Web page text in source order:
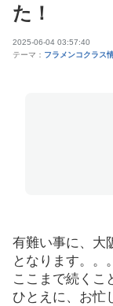
た！
2025-06-04 03:57:40
テーマ： フラメンコクラス
有難い事に、大
となります。。。
ここまで続くこ
ひとえに、お忙